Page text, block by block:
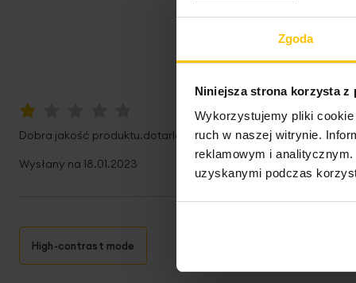
Zgoda
Niniejsza strona korzysta z
Wykorzystujemy pliki
ruch w naszej witrynie.
reklamowym i
uzyskanymi podczas
Dobra jakość produktu.dotarla w 1/3 uszkodzona..
Wysłany na 18.01.2023
High-contrast mode